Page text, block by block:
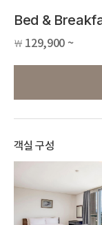
Bed &
￦ 129,900 ~
객실 구성